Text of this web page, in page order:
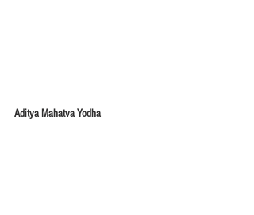
Aditya Mahatva Yodha